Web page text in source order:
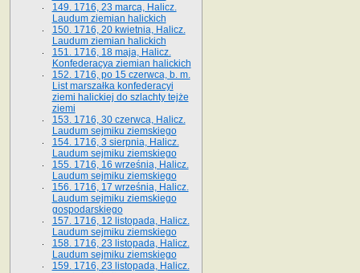
149. 1716, 23 marca, Halicz.
Laudum ziemian halickich
150. 1716, 20 kwietnia, Halicz.
Laudum ziemian halickich
151. 1716, 18 maja, Halicz.
Konfederacya ziemian halickich
152. 1716, po 15 czerwca, b. m.
List marszałka konfederacyi
ziemi halickiej do szlachty tejże
ziemi
153. 1716, 30 czerwca, Halicz.
Laudum sejmiku ziemskiego
154. 1716, 3 sierpnia, Halicz.
Laudum sejmiku ziemskiego
155. 1716, 16 września, Halicz.
Laudum sejmiku ziemskiego
156. 1716, 17 września, Halicz.
Laudum sejmiku ziemskiego
gospodarskiego
157. 1716, 12 listopada, Halicz.
Laudum sejmiku ziemskiego
158. 1716, 23 listopada, Halicz.
Laudum sejmiku ziemskiego
159. 1716, 23 listopada, Halicz.